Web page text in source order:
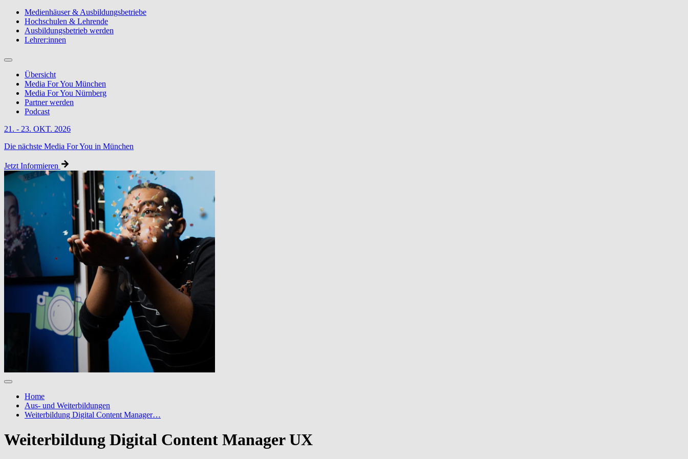
Medienhäuser & Ausbildungsbetriebe
Hochschulen & Lehrende
Ausbildungsbetrieb werden
Lehrer:innen
Übersicht
Media For You München
Media For You Nürnberg
Partner werden
Podcast
21. - 23. OKT. 2026
Die nächste Media For You in München
Jetzt Informieren
Home
Aus- und Weiterbildungen
Weiterbildung Digital Content Manager…
Weiterbildung Digital Content Manager UX